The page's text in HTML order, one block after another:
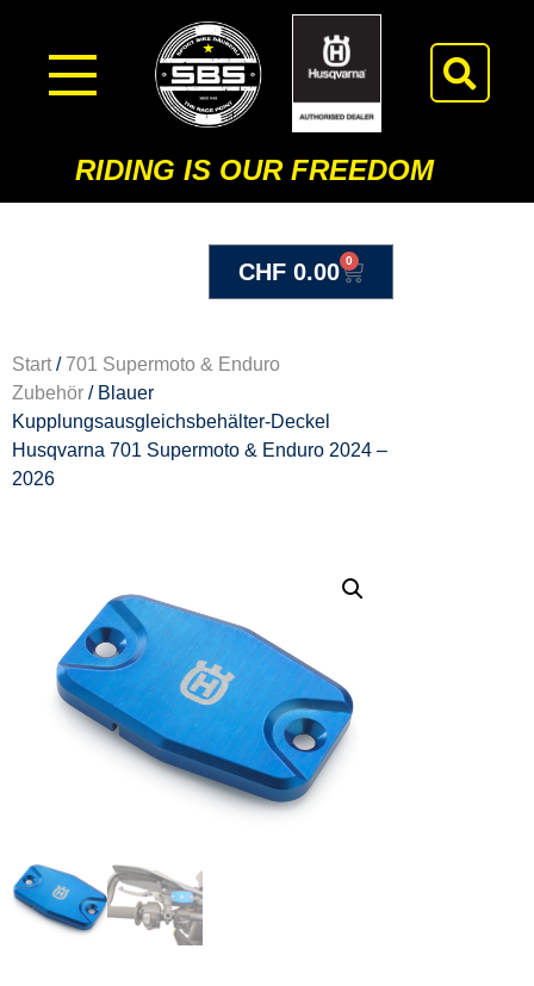
RIDING IS OUR FREEDOM
CHF 0.00 0
Start / 701 Supermoto & Enduro
Zubehör / Blauer
Kupplungsausgleichsbehälter-Deckel
Husqvarna 701 Supermoto & Enduro 2024 –
2026